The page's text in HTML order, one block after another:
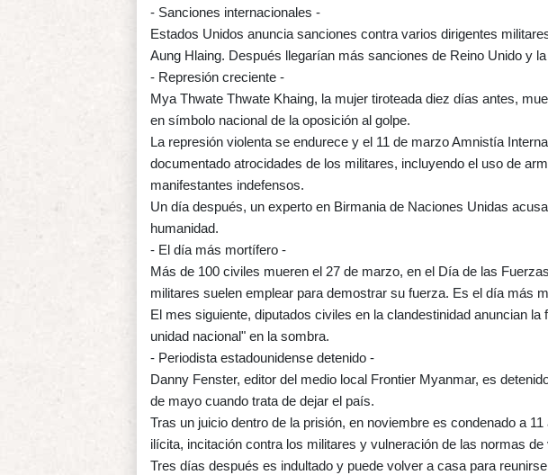
- Sanciones internacionales -
Estados Unidos anuncia sanciones contra varios dirigentes
Aung Hlaing. Después llegarían más sanciones de Reino Unido y
- Represión creciente -
Mya Thwate Thwate Khaing, la mujer tiroteada diez días antes,
en símbolo nacional de la oposición al golpe.
La represión violenta se endurece y el 11 de marzo Amnistía
documentado atrocidades de los militares, incluyendo el uso de
manifestantes indefensos.
Un día después, un experto en Birmania de Naciones Unidas
humanidad.
- El día más mortífero -
Más de 100 civiles mueren el 27 de marzo, en el Día de las
militares suelen emplear para demostrar su fuerza. Es el día más
El mes siguiente, diputados civiles en la clandestinidad anuncian la
unidad nacional" en la sombra.
- Periodista estadounidense detenido -
Danny Fenster, editor del medio local Frontier Myanmar, es
de mayo cuando trata de dejar el país.
Tras un juicio dentro de la prisión, en noviembre es condenado a
ilícita, incitación contra los militares y vulneración de las normas de
Tres días después es indultado y puede volver a casa para